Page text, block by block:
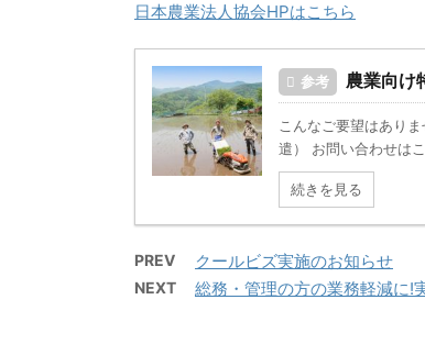
日本農業法人協会HPはこちら
参考 農業向け
こんなご要望はあり
遣） お問い合わせは
続きを見る
PREV クールビズ実施のお知らせ
NEXT 総務・管理の方の業務軽減に!